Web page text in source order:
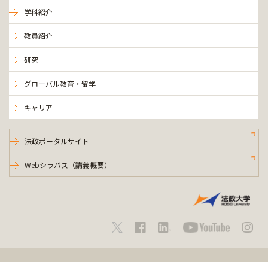
学科紹介
教員紹介
研究
グローバル教育・留学
キャリア
法政ポータルサイト
Webシラバス（講義概要）